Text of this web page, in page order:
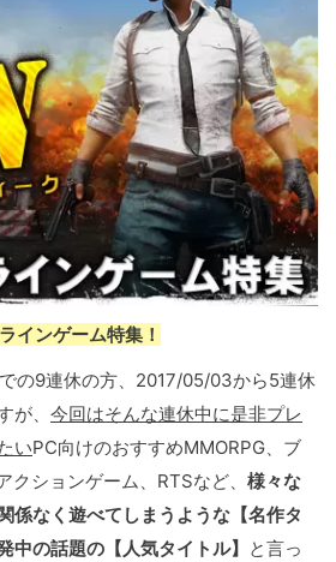
インゲーム特集！
の9連休の方、2017/05/03から5連休
が、 今回はそんな連休中に是非プレ
いPC向けのおすすめMMORPG、ブ
クションゲーム、RTSなど、 様々な
係なく遊べてしまうような【名作タ
中の話題の【人気タイトル】
と言っ